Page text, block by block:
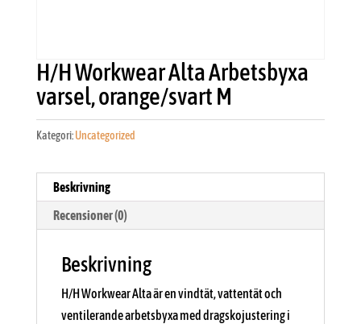
H/H Workwear Alta Arbetsbyxa
varsel, orange/svart M
Kategori:Uncategorized
Beskrivning
Recensioner (0)
Beskrivning
H/H Workwear Alta är en vindtät, vattentät och
ventilerande arbetsbyxa med dragskojustering i